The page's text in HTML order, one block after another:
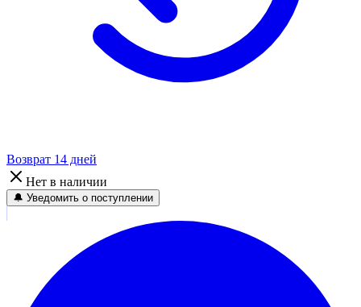
Возврат 14 дней
Нет в наличии
🔔 Уведомить о поступлении